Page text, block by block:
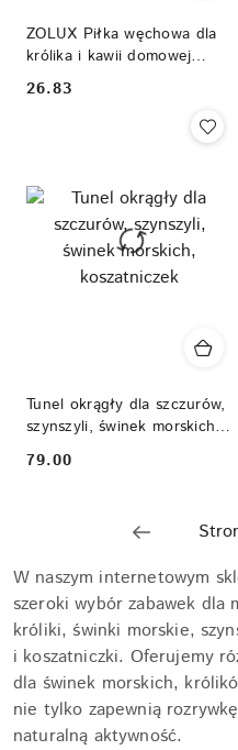
ZOLUX Piłka węchowa dla
królika i kawii domowej
COSY 10 cm
Cena:
26.83
Tunel okrągły dla szczurów,
szynszyli, świnek morskich,
koszatniczek
Cena:
79.00
W naszym internetowym
szeroki wybór zabawek dla
króliki, świnki morskie,
i koszatniczki. Oferujemy
dla świnek morskich,
nie tylko zapewnią
naturalną aktywność.